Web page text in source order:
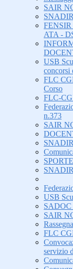
SAIR
ATA -
USB
concorsi
FLC
Corso
FLC-
n.373
SAIR
USB
SAIR
FLC
servizio